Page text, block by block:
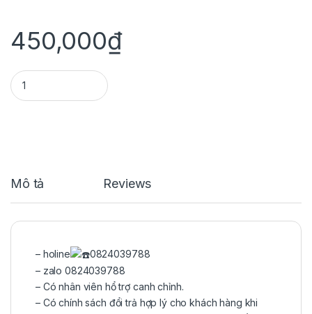
450,000₫
TPS SH VIET NAM -ADV- PCX quantity
Mô tả Reviews
– holine
0824039788
– zalo 0824039788
– Có nhân viên hổ trợ canh chỉnh.
– Có chính sách đổi trả hợp lý cho khách hàng khi